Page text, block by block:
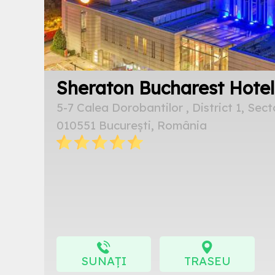
Sheraton Bucharest Hotel
5-7 Calea Dorobantilor , District 1,
010551 București, România
SUNAȚI TRASEU